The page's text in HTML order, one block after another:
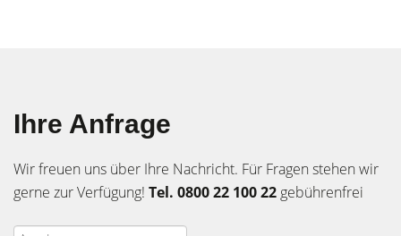
Ihre Anfrage
Wir freuen uns über Ihre Nachricht. Für Fragen stehen wir
gerne zur Verfügung! Tel. 0800 22 100 22 gebührenfrei